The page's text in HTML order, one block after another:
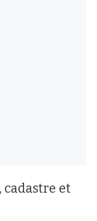
cadastre et